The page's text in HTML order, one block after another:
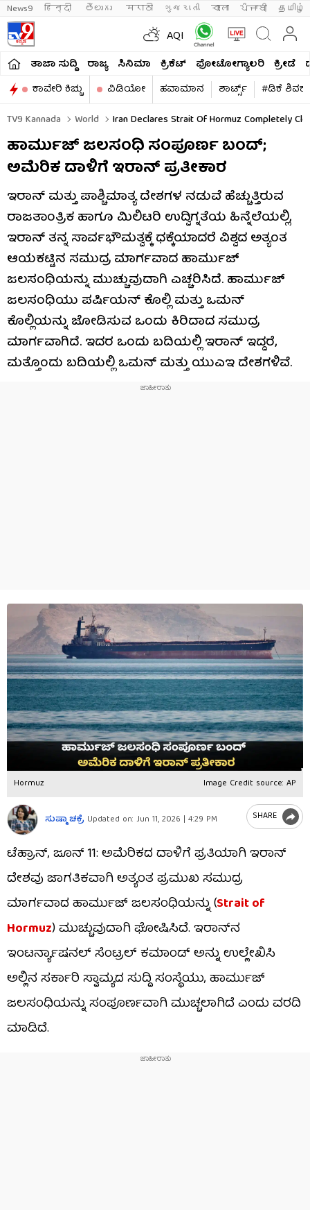
News9 हिन्दी తెలుగు मराठी ગુજરાતી বাংলা ਪੰਜਾਬੀ தமிழ்
AQI
ತಾಜಾ ಸುದ್ದಿ ರಾಜ್ಯ ಸಿನಿಮಾ ಕ್ರಿಕೆಟ್​ ಫೋಟೋಗ್ಯಾಲರಿ ಕ್ರೀಡೆ
ಕಾವೇರಿ ಕಿಚ್ಚು
ವಿಡಿಯೋ ಹವಾಮಾನ ಶಾರ್ಟ್ಸ್​
#ಡಿಕೆ
TV9 Kannada
World Iran Declares Strait Of Hormuz Completely
ಹಾರ್ಮುಜ್ ಜಲಸಂಧಿ ಸಂಪೂರ್ಣ ಬಂದ್;
ಅಮೆರಿಕ ದಾಳಿಗೆ ಇರಾನ್ ಪ್ರತೀಕಾರ
ಇರಾನ್ ಮತ್ತು ಪಾಶ್ಚಿಮಾತ್ಯ ದೇಶಗಳ ನಡುವೆ ಹೆಚ್ಚುತ್ತಿರುವ
ರಾಜತಾಂತ್ರಿಕ ಹಾಗೂ ಮಿಲಿಟರಿ ಉದ್ವಿಗ್ನತೆಯ ಹಿನ್ನೆಲೆಯಲ್ಲಿ,
ಇರಾನ್ ತನ್ನ ಸಾರ್ವಭೌಮತ್ವಕ್ಕೆ ಧಕ್ಕೆಯಾದರೆ ವಿಶ್ವದ ಅತ್ಯಂತ
ಆಯಕಟ್ಟಿನ ಸಮುದ್ರ ಮಾರ್ಗವಾದ ಹಾರ್ಮುಜ್
ಜಲಸಂಧಿಯನ್ನು ಮುಚ್ಚುವುದಾಗಿ ಎಚ್ಚರಿಸಿದೆ. ಹಾರ್ಮುಜ್
ಜಲಸಂಧಿಯು ಪರ್ಷಿಯನ್ ಕೊಲ್ಲಿ ಮತ್ತು ಒಮನ್
ಕೊಲ್ಲಿಯನ್ನು ಜೋಡಿಸುವ ಒಂದು ಕಿರಿದಾದ ಸಮುದ್ರ
ಮಾರ್ಗವಾಗಿದೆ. ಇದರ ಒಂದು ಬದಿಯಲ್ಲಿ ಇರಾನ್ ಇದ್ದರೆ,
ಮತ್ತೊಂದು ಬದಿಯಲ್ಲಿ ಒಮನ್ ಮತ್ತು ಯುಎಇ ದೇಶಗಳಿವೆ.
Hormuz Image Credit source: AP
ಸುಷ್ಮಾ ಚಕ್ರೆ Updated on: Jun 11, 2026 | 4:29 PM SHARE
ಟೆಹ್ರಾನ್, ಜೂನ್ 11: ಅಮೆರಿಕದ ದಾಳಿಗೆ ಪ್ರತಿಯಾಗಿ ಇರಾನ್
ದೇಶವು ಜಾಗತಿಕವಾಗಿ ಅತ್ಯಂತ ಪ್ರಮುಖ ಸಮುದ್ರ
ಮಾರ್ಗವಾದ ಹಾರ್ಮುಜ್ ಜಲಸಂಧಿಯನ್ನು (Strait of
Hormuz) ಮುಚ್ಚುವುದಾಗಿ ಘೋಷಿಸಿದೆ. ಇರಾನ್‌ನ
ಇಂಟರ್ನ್ಯಾಷನಲ್ ಸೆಂಟ್ರಲ್ ಕಮಾಂಡ್ ಅನ್ನು ಉಲ್ಲೇಖಿಸಿ
ಅಲ್ಲಿನ ಸರ್ಕಾರಿ ಸ್ವಾಮ್ಯದ ಸುದ್ದಿ ಸಂಸ್ಥೆಯು, ಹಾರ್ಮುಜ್
ಜಲಸಂಧಿಯನ್ನು ಸಂಪೂರ್ಣವಾಗಿ ಮುಚ್ಚಲಾಗಿದೆ ಎಂದು ವರದಿ
ಮಾಡಿದೆ.